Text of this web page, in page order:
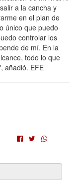
a la cancha y
en el plan de
único que puedo
controlar los
de mí. En la
todo lo que
añadió. EFE